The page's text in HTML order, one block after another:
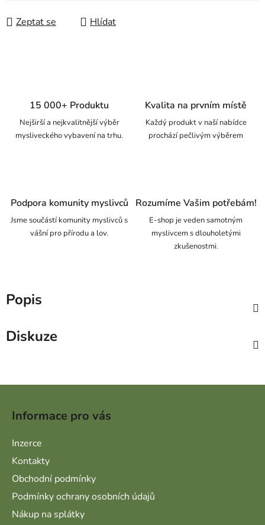
Zeptat se Hlídat
15 000+ Produktu
Nejširší a nejkvalitnější výběr
mysliveckého vybavení na trhu.
Kvalita na prvním místě
Každý produkt v naší nabídce
prochází pečlivým výběrem
Podpora komunity myslivců
Jsme součástí komunity myslivců s
vášní pro přírodu a lov.
Rozumíme Vašim potřebám!
E-shop je veden samotným
myslivcem s dlouholetými
zkušenostmi.
Popis
Diskuze
Informace pro vás
Inzerce
Kontakty
Obchodní podmínky
Podmínky ochrany osobních údajů
Nákup na splátky